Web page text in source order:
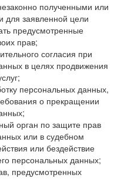
полученными или
заявленной цели
предусмотренные
прав;
согласия при
в целях продвижения
персональных данных,
о прекращении
орган по защите прав
или в судебном
или бездействие
персональных данных;
предусмотренных